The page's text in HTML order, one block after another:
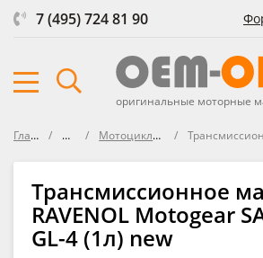
7 (495) 724 81 90
оригинальные моторные
Главная Масла Мотоциклы / Скутеры Трансмиссионное масло
Трансмиссионное
RAVENOL Motogear
GL-4 (1л) new